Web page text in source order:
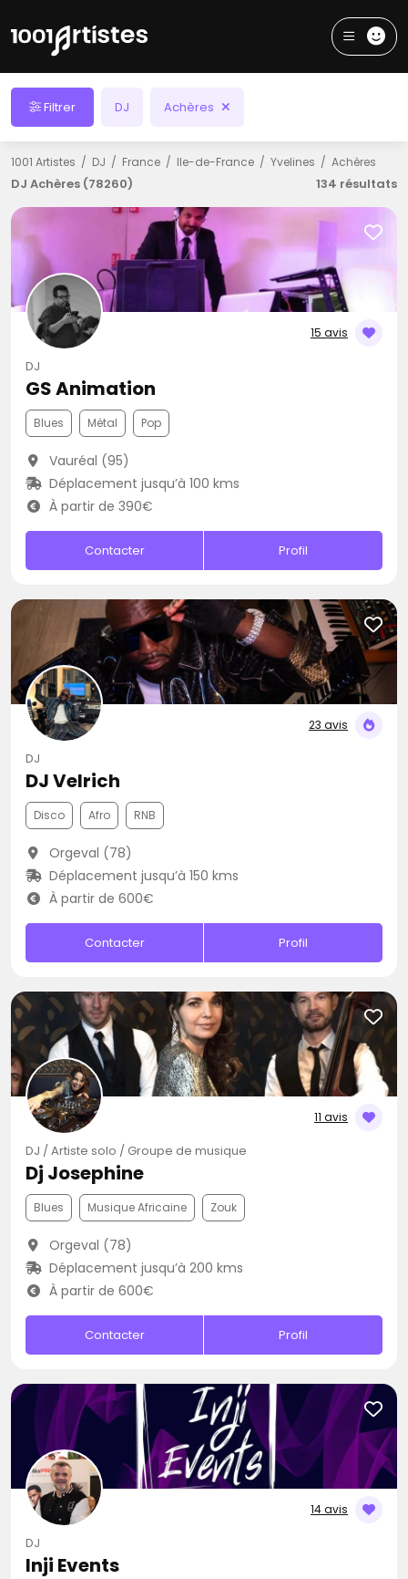
Filtrer DJ Achères
1001 Artistes DJ France Ile-de-France Yvelines Achères
DJ Achères (78260) 134 résultats
15 avis
DJ
GS Animation
Blues Métal Pop
Vauréal (95)
Déplacement jusqu’à 100 kms
À partir de 390€
Contacter Profil
23 avis
DJ
DJ Velrich
Disco Afro RNB
Orgeval (78)
Déplacement jusqu’à 150 kms
À partir de 600€
Contacter Profil
11 avis
DJ / Artiste solo / Groupe de musique
Dj Josephine
Blues Musique Africaine Zouk
Orgeval (78)
Déplacement jusqu’à 200 kms
À partir de 600€
Contacter Profil
14 avis
DJ
Inji Events